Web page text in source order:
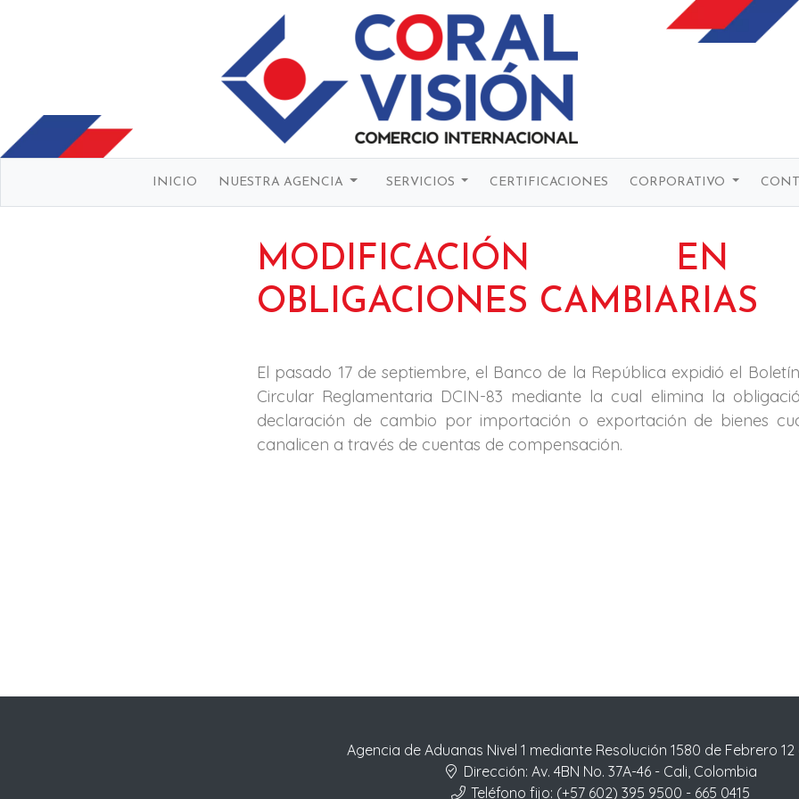
INICIO NUESTRA AGENCIA SERVICIOS CERTIFICACIONES CORPORATIVO
MODIFICACIÓN
OBLIGACIONES CAMBIARIAS
El pasado 17 de septiembre, el Banco de la República expidió el
Circular Reglamentaria DCIN-83 mediante la cual elimina la
declaración de cambio por importación o exportación de bienes
canalicen a través de cuentas de compensación.
Agencia de Aduanas Nivel 1 mediante Resolución 1580 de Febrero
Dirección: Av. 4BN No. 37A-46 - Cali, Colombia
Teléfono fijo: (+57 602) 395 9500 - 665 0415